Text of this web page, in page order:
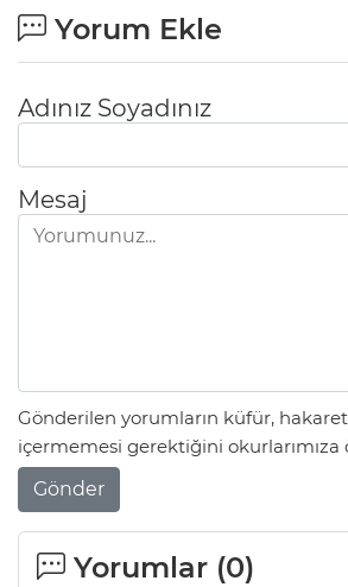
Yorum Ekle
Adınız Soyadınız
Mesaj
Gönderilen yorumların küfür,
içermemesi gerektiğini okurlarımıza
Gönder
Yorumlar (0)